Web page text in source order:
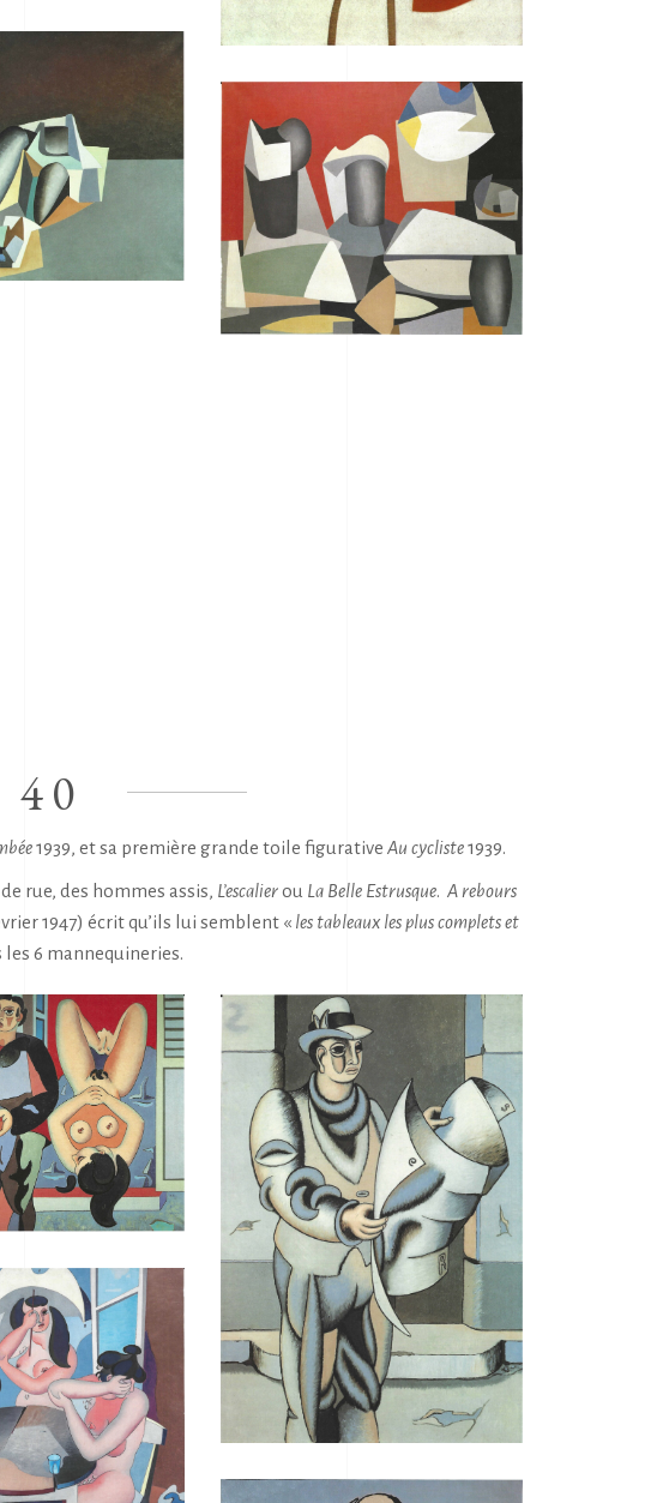
40
1939, et sa première grande toile figurative Au cycliste1939.
rue, des hommes assis, L’escalierou La Belle Estrusque. A rebours
1947) écrit qu’ils lui semblent « les tableaux les plus complets et
les 6 mannequineries.